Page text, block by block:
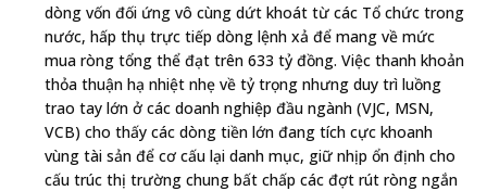
dòng vốn đối ứng vô cùng dứt khoát từ các Tổ chức trong
nước, hấp thụ trực tiếp dòng lệnh xả để mang về mức
mua ròng tổng thể đạt trên 633 tỷ đồng. Việc thanh khoản
thỏa thuận hạ nhiệt nhẹ về tỷ trọng nhưng duy trì luồng
trao tay lớn ở các doanh nghiệp đầu ngành (VJC, MSN,
VCB) cho thấy các dòng tiền lớn đang tích cực khoanh
vùng tài sản để cơ cấu lại danh mục, giữ nhịp ổn định cho
cấu trúc thị trường chung bất chấp các đợt rút ròng ngắn